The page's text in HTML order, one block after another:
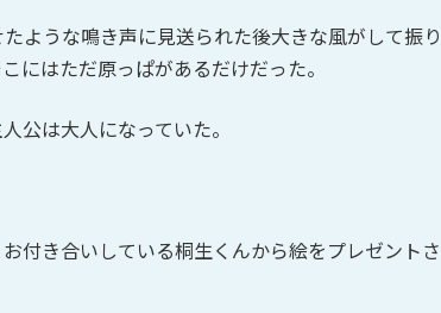
ような鳴き声に見送られた後大きな風がして振り
にはただ原っぱがあるだけだった。
公は大人になっていた。
付き合いしている桐生くんから絵をプレゼントさ